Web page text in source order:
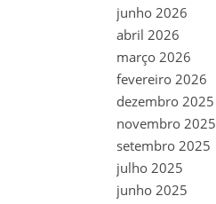
junho 2026
abril 2026
março 2026
fevereiro 2026
dezembro 2025
novembro 2025
setembro 2025
julho 2025
junho 2025